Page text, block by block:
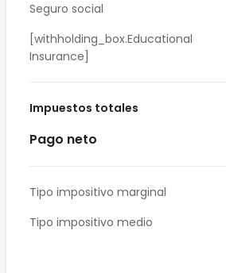
Seguro social
[withholding_box.Educational
Insurance]
Impuestos totales
Pago neto
Tipo impositivo marginal
Tipo impositivo medio